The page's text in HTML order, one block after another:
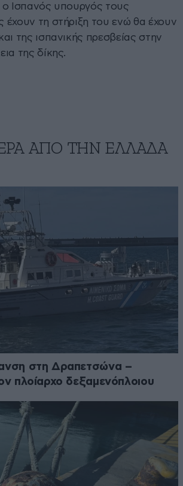
ο Ισπανός υπουργός τους
έχουν τη στήριξη του ενώ θα έχουν
της ισπανικής πρεσβείας στην
της δίκης.
ΑΠΟ ΤΗΝ ΕΛΛΑΔΑ
στη Δραπετσώνα –
πλοίαρχο δεξαμενόπλοιου